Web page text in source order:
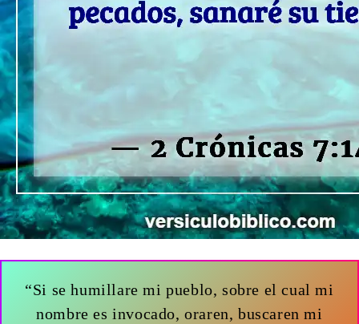
“Si se humillare mi pueblo, sobre el cual mi
nombre es invocado, oraren, buscaren mi